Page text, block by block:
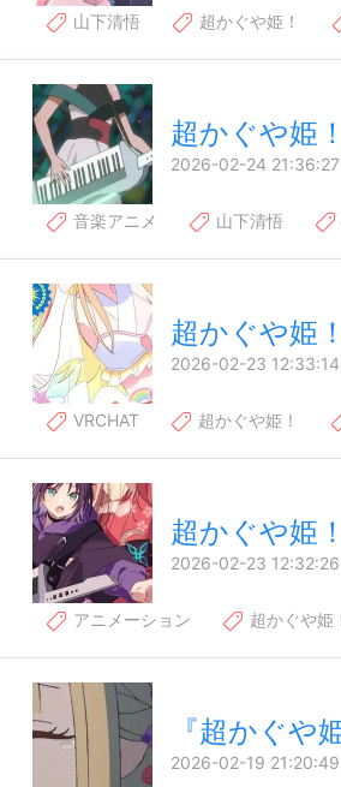
山下清悟 超かぐや姫！
超かぐや姫
2026-02-24 21:36:27
音楽アニメ 山下清悟
超かぐや姫
2026-02-23 12:33:14
VRCHAT 超かぐや姫！
超かぐや姫
2026-02-23 12:32:26
アニメーション 超かぐや姫
『超かぐや
2026-02-19 21:20:49